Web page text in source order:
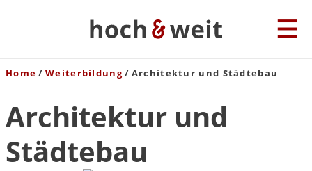
Home Weiterbildung Architektur und Städtebau
Architektur und
Städtebau